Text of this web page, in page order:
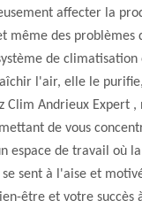
affecter la
des problèmes
de
l'air, elle le
Clim Andrieux Expert
de vous
espace de travail où
sent à l'aise et
être et votre succès